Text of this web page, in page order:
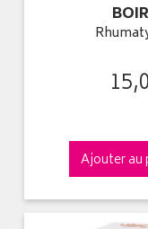
15,
Ajouter au